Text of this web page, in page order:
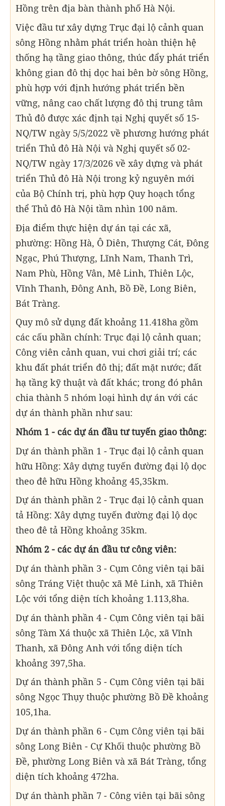
Hồng trên địa bàn thành phố Hà Nội.
Việc đầu tư xây dựng Trục đại lộ cảnh quan
sông Hồng nhằm phát triển hoàn thiện hệ
thống hạ tầng giao thông, thúc đẩy phát triển
không gian đô thị dọc hai bên bờ sông Hồng,
phù hợp với định hướng phát triển bền
vững, nâng cao chất lượng đô thị trung tâm
Thủ đô được xác định tại Nghị quyết số 15-
NQ/TW ngày 5/5/2022 về phương hướng phát
triển Thủ đô Hà Nội và Nghị quyết số 02-
NQ/TW ngày 17/3/2026 về xây dựng và phát
triển Thủ đô Hà Nội trong kỷ nguyên mới
của Bộ Chính trị, phù hợp Quy hoạch tổng
thể Thủ đô Hà Nội tầm nhìn 100 năm.
Địa điểm thực hiện dự án tại các xã,
phường: Hồng Hà, Ô Diên, Thượng Cát, Đông
Ngạc, Phú Thượng, Lĩnh Nam, Thanh Trì,
Nam Phù, Hồng Vân, Mê Linh, Thiên Lộc,
Vĩnh Thanh, Đông Anh, Bồ Đề, Long Biên,
Bát Tràng.
Quy mô sử dụng đất khoảng 11.418ha gồm
các cấu phần chính: Trục đại lộ cảnh quan;
Công viên cảnh quan, vui chơi giải trí; các
khu đất phát triển đô thị; đất mặt nước; đất
hạ tầng kỹ thuật và đất khác; trong đó phân
chia thành 5 nhóm loại hình dự án với các
dự án thành phần như sau:
Nhóm 1 - các dự án đầu tư tuyến giao thông:
Dự án thành phần 1 - Trục đại lộ cảnh quan
hữu Hồng: Xây dựng tuyến đường đại lộ dọc
theo đê hữu Hồng khoảng 45,35km.
Dự án thành phần 2 - Trục đại lộ cảnh quan
tả Hồng: Xây dựng tuyến đường đại lộ dọc
theo đê tả Hồng khoảng 35km.
Nhóm 2 - các dự án đầu tư công viên:
Dự án thành phần 3 - Cụm Công viên tại bãi
sông Tráng Việt thuộc xã Mê Linh, xã Thiên
Lộc với tổng diện tích khoảng 1.113,8ha.
Dự án thành phần 4 - Cụm Công viên tại bãi
sông Tàm Xá thuộc xã Thiên Lộc, xã Vĩnh
Thanh, xã Đông Anh với tổng diện tích
khoảng 397,5ha.
Dự án thành phần 5 - Cụm Công viên tại bãi
sông Ngọc Thụy thuộc phường Bồ Đề khoảng
105,1ha.
Dự án thành phần 6 - Cụm Công viên tại bãi
sông Long Biên - Cự Khối thuộc phường Bồ
Đề, phường Long Biên và xã Bát Tràng, tổng
diện tích khoảng 472ha.
Dự án thành phần 7 - Công viên tại bãi sông